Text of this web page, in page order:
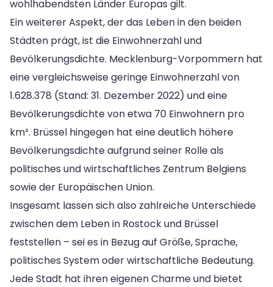
wohlhabendsten Länder Europas gilt.
Ein weiterer Aspekt, der das Leben in den beiden
Städten prägt, ist die Einwohnerzahl und
Bevölkerungsdichte. Mecklenburg-Vorpommern hat
eine vergleichsweise geringe Einwohnerzahl von
1.628.378 (Stand: 31. Dezember 2022) und eine
Bevölkerungsdichte von etwa 70 Einwohnern pro
km². Brüssel hingegen hat eine deutlich höhere
Bevölkerungsdichte aufgrund seiner Rolle als
politisches und wirtschaftliches Zentrum Belgiens
sowie der Europäischen Union.
Insgesamt lassen sich also zahlreiche Unterschiede
zwischen dem Leben in Rostock und Brüssel
feststellen – sei es in Bezug auf Größe, Sprache,
politisches System oder wirtschaftliche Bedeutung.
Jede Stadt hat ihren eigenen Charme und bietet